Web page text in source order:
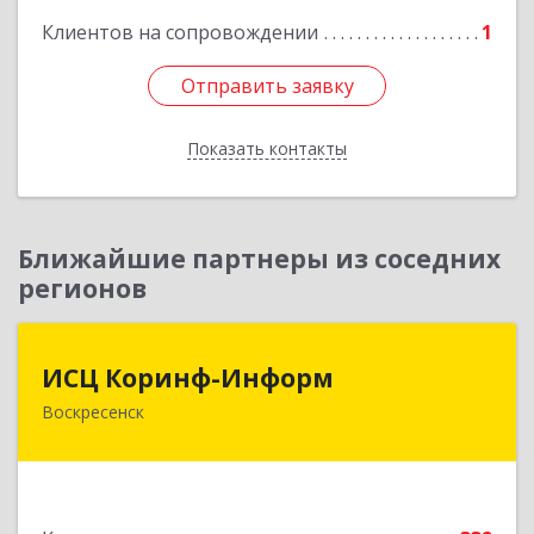
Клиентов на сопровождении 1
Отправить заявку
Показать контакты
Подробнее
Отправить заявку
Назад
Ближайшие партнеры из соседних
регионов
ИСЦ Коринф-Информ
Воскресенск
ИСЦ Коринф-Информ
140200, Московская обл, Воскресенский р-н,